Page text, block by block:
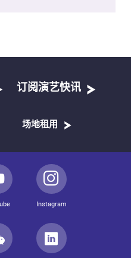
订阅演艺快讯
场地租用
Instagram